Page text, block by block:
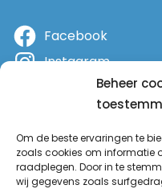
Beheer
Om de beste ervaringen te
zoals cookies om informatie
raadplegen. Door in te
wij gegevens zoals
Facebook
Instagram
YouTube